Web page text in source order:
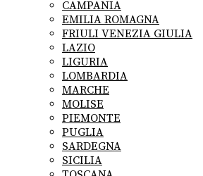
CAMPANIA
EMILIA ROMAGNA
FRIULI VENEZIA GIULIA
LAZIO
LIGURIA
LOMBARDIA
MARCHE
MOLISE
PIEMONTE
PUGLIA
SARDEGNA
SICILIA